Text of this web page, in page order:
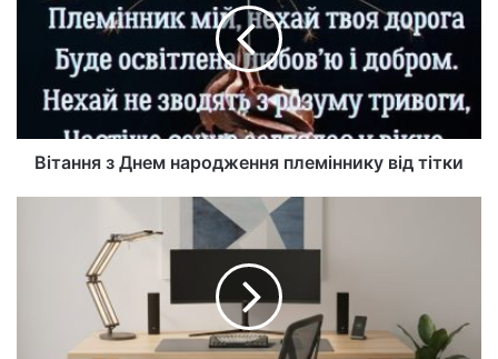
Вітання з Днем народження племіннику від тітки